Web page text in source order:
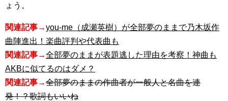
ょう。
関連記事→you-me（成瀬英樹）が全部夢のままで乃木坂作
曲陣進出！楽曲評判や代表曲も
関連記事→全部夢のままが表題逃した理由を考察！神曲も
AKBに似てるのはダメ？
関連記事→全部夢のままの作曲者が一般人と名曲を連
発！？歌詞もいいね